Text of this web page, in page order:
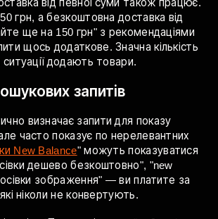
товари. Покупець бере чохол за
грн), але бачить захисне скло за
грн), кабель за 100 грн (маржа 35
додають хоча б один товар, середня
від певної суми також працює.
грн, а безкоштовна доставка від
ще на 150 грн" з рекомендаціями
щось додаткове. Значна кількість
ситуації додають товари.
запитів